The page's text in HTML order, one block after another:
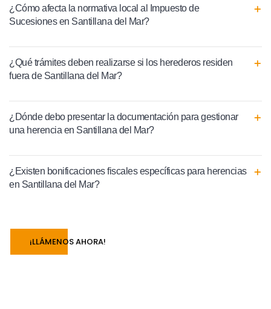
¿Cómo afecta la normativa local al Impuesto de
Sucesiones en Santillana del Mar?
¿Qué trámites deben realizarse si los herederos residen
fuera de Santillana del Mar?
¿Dónde debo presentar la documentación para gestionar
una herencia en Santillana del Mar?
¿Existen bonificaciones fiscales específicas para herencias
en Santillana del Mar?
¡LLÁMENOS AHORA!